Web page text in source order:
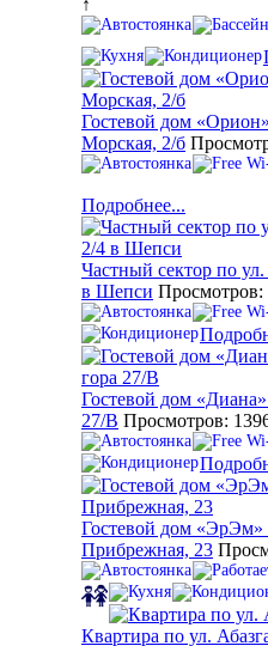
↑
Гостевой дом
Морская, 2/б
Подробнее...
Частный сектор по
в Шепси Просмотров:
Гостевой дом
27/В Просмотров:
Гостевой дом «ЭрЭм»
Прибрежная, 23
Квартира по ул.